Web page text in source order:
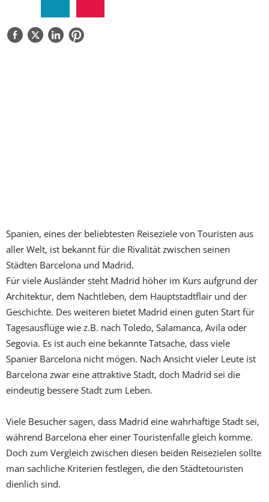
KONTAKTIEREN SIE UNS
Spanien, eines der beliebtesten Reiseziele von Touristen aus
aller Welt, ist bekannt für die Rivalität zwischen seinen
Städten Barcelona und Madrid.
Für viele Ausländer steht Madrid höher im Kurs aufgrund der
Architektur, dem Nachtleben, dem Hauptstadtflair und der
Geschichte. Des weiteren bietet Madrid einen guten Start für
Tagesausflüge wie z.B. nach Toledo, Salamanca, Avila oder
Segovia. Es ist auch eine bekannte Tatsache, dass viele
Spanier Barcelona nicht mögen. Nach Ansicht vieler Leute ist
Barcelona zwar eine attraktive Stadt, doch Madrid sei die
eindeutig bessere Stadt zum Leben.
Viele Besucher sagen, dass Madrid eine wahrhaftige Stadt sei,
während Barcelona eher einer Touristenfalle gleich komme.
Doch zum Vergleich zwischen diesen beiden Reisezielen sollte
man sachliche Kriterien festlegen, die den Städtetouristen
dienlich sind.